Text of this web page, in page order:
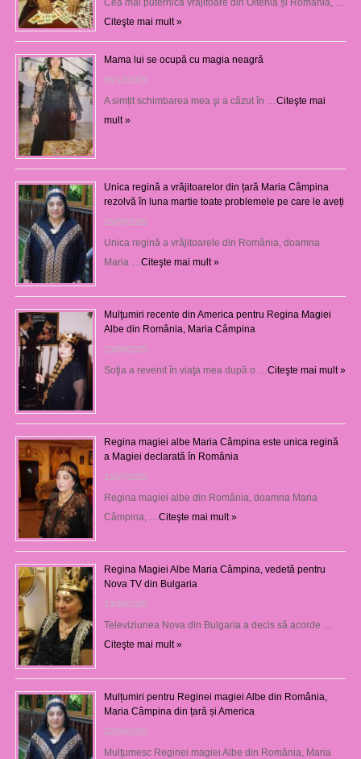
Citeşte mai mult »
Mama lui se ocupă cu magia neagră
05/12/2025
A simțit schimbarea mea şi a căzut în … Citeşte mai
mult »
Unica regină a vrăjitoarelor din țară Maria Câmpina
rezolvă în luna martie toate problemele pe care le aveți
25/09/2025
Unica regină a vrăjitoarele din România, doamna
Maria … Citeşte mai mult »
Mulţumiri recente din America pentru Regina Magiei
Albe din România, Maria Câmpina
23/08/2025
Soţia a revenit în viaţa mea după o … Citeşte mai mult »
Regina magiei albe Maria Câmpina este unica regină
a Magiei declarată în România
16/07/2025
Regina magiei albe din România, doamna Maria
Câmpina, … Citeşte mai mult »
Regina Magiei Albe Maria Câmpina, vedetă pentru
Nova TV din Bulgaria
23/05/2025
Televiziunea Nova din Bulgaria a decis să acorde …
Citeşte mai mult »
Mulțumiri pentru Reginei magiei Albe din România,
Maria Câmpina din țară și America
22/05/2025
Mulţumesc Reginei magiei Albe din România, Maria